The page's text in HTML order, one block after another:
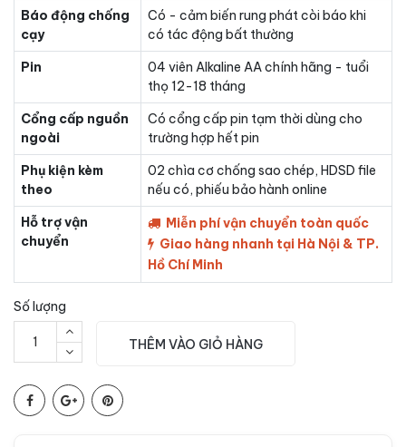
Báo động chống
cạy
Có - cảm biến rung phát còi báo khi
có tác động bất thường
Pin
04 viên Alkaline AA chính hãng - tuổi
thọ 12-18 tháng
Cổng cấp nguồn
ngoài
Có cổng cấp pin tạm thời dùng cho
trường hợp hết pin
Phụ kiện kèm
theo
02 chìa cơ chống sao chép, HDSD file
nếu có, phiếu bảo hành online
Hỗ trợ vận
chuyển
Miễn phí vận chuyển toàn quốc
Giao hàng nhanh tại Hà Nội & TP.
Hồ Chí Minh
Số lượng
THÊM VÀO GIỎ HÀNG